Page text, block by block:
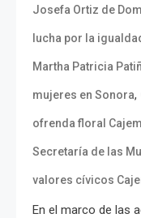
Josefa Ortiz de
lucha por la
Martha Patricia
mujeres en Sonora,
ofrenda floral
Secretaría de las
valores cívicos
En el marco de las